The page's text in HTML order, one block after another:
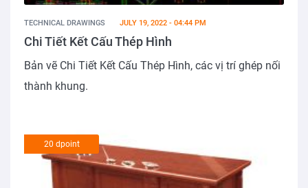
TECHNICAL DRAWINGS JULY 19, 2022 - 04:44 PM
Chi Tiết Kết Cấu Thép Hình
Bản vẽ Chi Tiết Kết Cấu Thép Hình, các vị trí ghép nối
thành khung.
20 dpoint